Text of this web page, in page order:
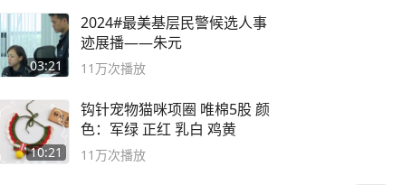
03:21
2024#最美基层民警候选人事
迹展播——朱元
11万次播放
10:21
钩针宠物猫咪项圈 唯棉5股 颜
色：军绿 正红 乳白 鸡黄
11万次播放